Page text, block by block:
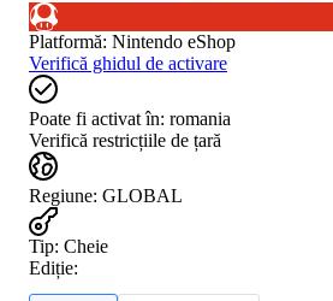
Platformă: Nintendo eShop
Verifică ghidul de activare
Poate fi activat în: romania
Verifică restricțiile de țară
Regiune: GLOBAL
Tip: Cheie
Ediție: